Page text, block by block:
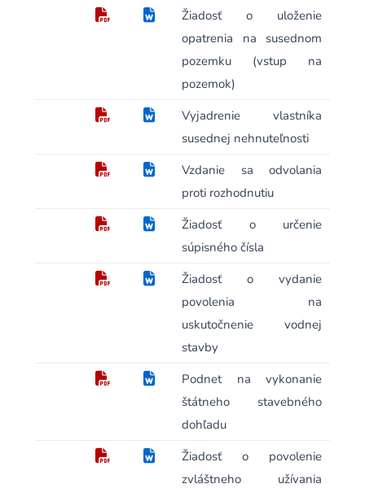
Žiadosť o uloženie
opatrenia na susednom
pozemku (vstup na
pozemok)
Vyjadrenie vlastníka
susednej nehnuteľnosti
Vzdanie sa odvolania
proti rozhodnutiu
Žiadosť o určenie
súpisného čísla
Žiadosť o vydanie
povolenia na
uskutočnenie vodnej
stavby
Podnet na vykonanie
štátneho stavebného
dohľadu
Žiadosť o povolenie
zvláštneho užívania